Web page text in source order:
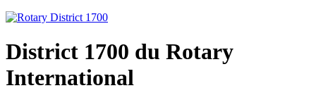
District 1700 du Rotary
International